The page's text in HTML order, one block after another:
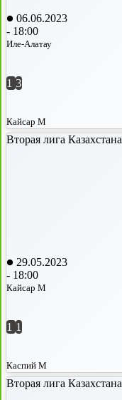
06.06.2023
- 18:00
Иле-Алатау
1 3
Кайсар М
Вторая лига Казахстана
29.05.2023
- 18:00
Кайсар М
1 1
Каспий М
Вторая лига Казахстана